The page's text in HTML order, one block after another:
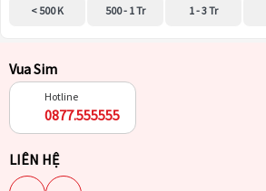
< 500 K 500 - 1 Tr 1 - 3 Tr
Vua Sim
Hotline
0877.555555
LIÊN HỆ